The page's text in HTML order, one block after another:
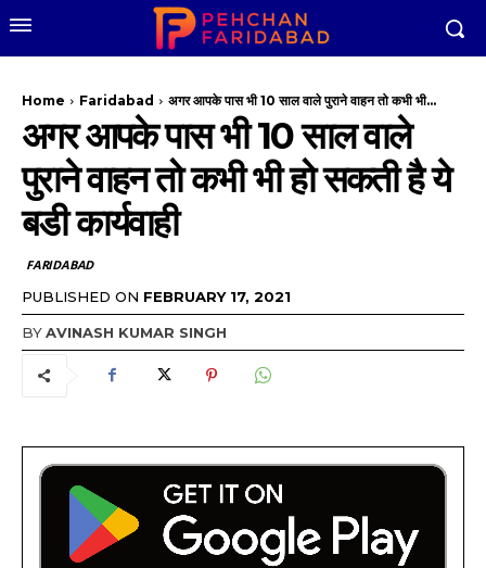
Home Faridabad अगर आपके पास भी 10 साल वाले पुराने वाहन तो कभी भी...
अगर आपके पास भी 10 साल वाले
पुराने वाहन तो कभी भी हो सकती है ये
बडी कार्यवाही
FARIDABAD
PUBLISHED ON FEBRUARY 17, 2021
BYAVINASH KUMAR SINGH